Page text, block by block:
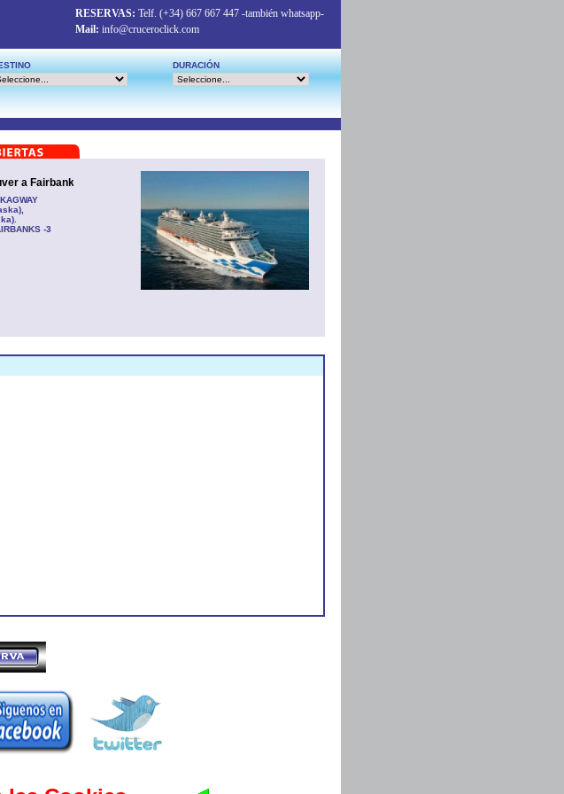
RESERVAS: Telf. (+34) 667 667 447 -también whatsapp-
Mail: info@cruceroclick.com
DURACIÓN
a Fairbanks
-3